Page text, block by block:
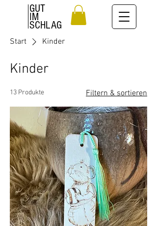
GUT
IM
SCHLAG
Start Kinder
Kinder
13 Produkte Filtern & sortieren